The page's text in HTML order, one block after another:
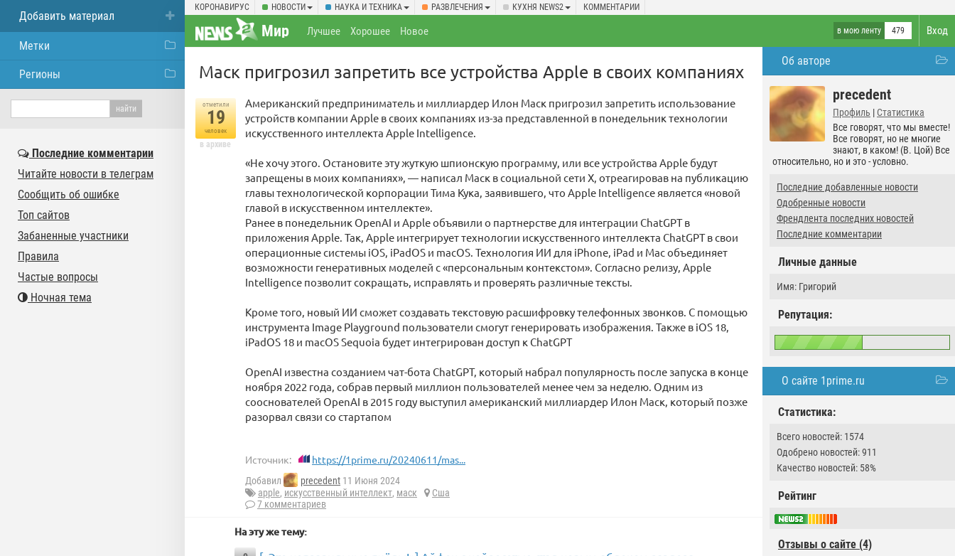
КОРОНАВИРУС НОВОСТИ НАУКА И ТЕХНИКА РАЗВЛЕЧЕНИЯ КУХНЯ NEWS2 КОММЕНТАРИИ
Вход
Мир в мою ленту 479
Лучшее Хорошее Новое
Об авторе
precedent
Профиль | Статистика
Все говорят, что мы вместе!
Все говорят, но не многие
знают, в каком! (В. Цой) Все
относительно, но и это - условно.
Последние добавленные новости
Одобренные новости
Френдлента последних новостей
Последние комментарии
Личные данные
Имя: Григорий
Репутация:
О сайте 1prime.ru
Статистика:
Всего новостей: 1574
Одобрено новостей: 911
Качество новостей: 58%
Рейтинг
Отзывы о сайте (4)
Маск пригрозил запретить все устройства Apple в своих компаниях
отметили
19
человек
в архиве
Американский предприниматель и миллиардер Илон Маск пригрозил запретить использование
устройств компании Apple в своих компаниях из-за представленной в понедельник технологии
искусственного интеллекта Apple Intelligence.
«Не хочу этого. Остановите эту жуткую шпионскую программу, или все устройства Apple будут
запрещены в моих компаниях», — написал Маск в социальной сети Х, отреагировав на публикацию
главы технологической корпорации Тима Кука, заявившего, что Apple Intelligence является «новой
главой в искусственном интеллекте».
Ранее в понедельник OpenAI и Apple объявили о партнерстве для интеграции ChatGPT в
приложения Apple. Так, Apple интегрирует технологии искусственного интеллекта ChatGPT в свои
операционные системы iOS, iPadOS и macOS. Технология ИИ для iPhone, iPad и Mac объединяет
возможности генеративных моделей с «персональным контекстом». Согласно релизу, Apple
Intelligence позволит сокращать, исправлять и проверять различные тексты.
Кроме того, новый ИИ сможет создавать текстовую расшифровку телефонных звонков. С помощью
инструмента Image Playground пользователи смогут генерировать изображения. Также в iOS 18,
iPadOS 18 и macOS Sequoia будет интегрирован доступ к ChatGPT
OpenAI известна созданием чат-бота ChatGPT, который набрал популярность после запуска в конце
ноября 2022 года, собрав первый миллион пользователей менее чем за неделю. Одним из
сооснователей OpenAI в 2015 году выступил американский миллиардер Илон Маск, который позже
разорвал связи со стартапом
Источник: https://1prime.ru/20240611/mas...
Добавил precedent 11 Июня 2024
apple, искусственный интеллект, маск
Сша
7 комментариев
На эту же тему:
Добавить материал
Метки
Регионы
Последние комментарии
Читайте новости в телеграм
Сообщить об ошибке
Топ сайтов
Забаненные участники
Правила
Частые вопросы
Ночная тема